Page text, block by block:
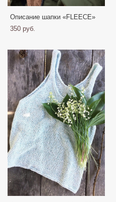
Описание шапки «FLEECE»
350 pуб.